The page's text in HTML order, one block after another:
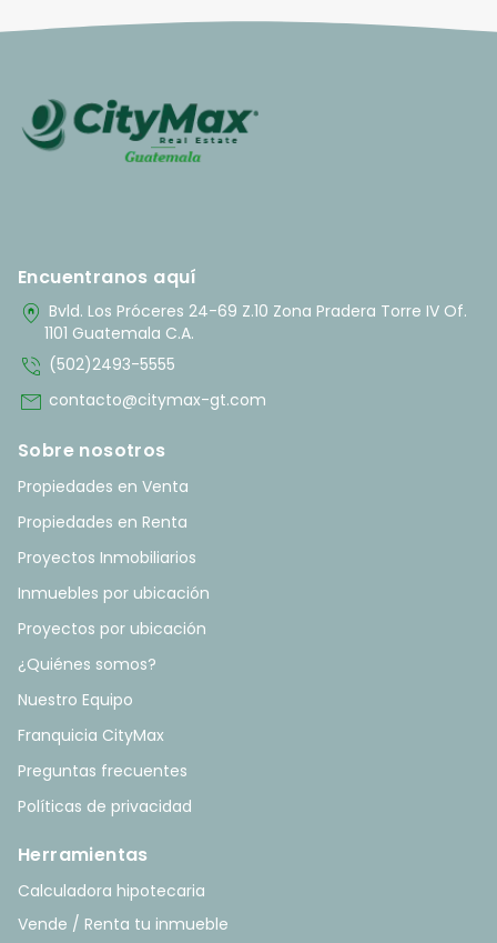
Encuentranos aquí
home_pin Bvld. Los Próceres 24-69 Z.10 Zona Pradera Torre IV Of.
1101 Guatemala C.A.
phone_in_talk (502)2493-5555
mail contacto@citymax-gt.com
Sobre nosotros
Propiedades en Venta
Propiedades en Renta
Proyectos Inmobiliarios
Inmuebles por ubicación
Proyectos por ubicación
¿Quiénes somos?
Nuestro Equipo
Franquicia CityMax
Preguntas frecuentes
Políticas de privacidad
Herramientas
Calculadora hipotecaria
Vende / Renta tu inmueble